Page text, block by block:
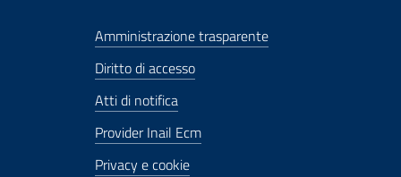
Amministrazione trasparente
Diritto di accesso
Atti di notifica
Provider Inail Ecm
Privacy e cookie